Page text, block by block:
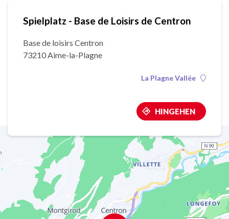
Spielplatz - Base de Loisirs de Centron
Base de loisirs Centron
73210 Aime-la-Plagne
La Plagne Vallée
HINGEHEN